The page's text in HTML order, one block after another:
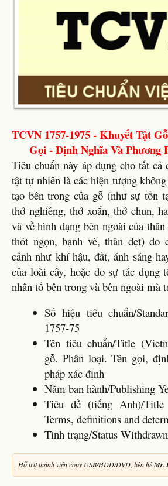
TCVN 1757-1975 - Khuyết Tật
Gọi - Định Nghĩa Và Phương
Tiêu chuẩn này áp dụng cho tất
tật tự nhiên là các hiện tượng
tạo bên trong của gỗ (như sự tồn
thớ nghiêng, thớ xoắn, thớ chun,
và về hình dạng bên ngoài của
thót ngọn, bạnh vè, thân dẹt) do
cảnh như khí hậu, đất, ánh sáng
của loài cây, hoặc do sự tác dụng
nhân tố bên trong và bên ngoài mà
Số hiệu tiêu chuẩn/
1757-75
Tên tiêu chuẩn/Title
gỗ. Phân loại. Tên gọi,
pháp xác định
Năm ban hành/Publishing
Tiêu đề (tiếng Anh)/
Terms, definitions and
Tình trạng/Status Withdrawn
Hỗ trợ thành viên copy USB/HDD/DVD, liên hệMr.